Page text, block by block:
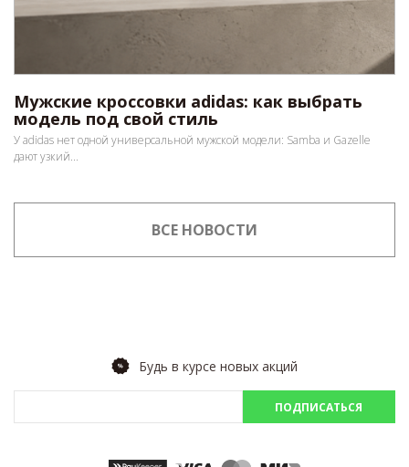
Мужские кроссовки adidas: как выбрать
модель под свой стиль
У adidas нет одной универсальной мужской модели: Samba и Gazelle
дают узкий...
ВСЕ НОВОСТИ
Будь в курсе новых акций
ПОДПИСАТЬСЯ